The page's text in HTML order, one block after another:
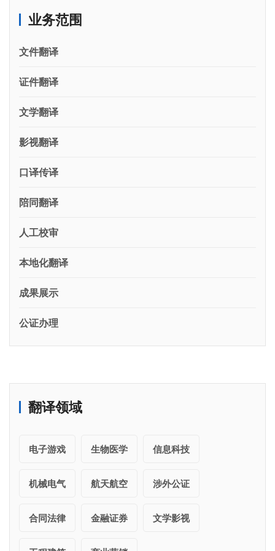
业务范围
文件翻译
证件翻译
文学翻译
影视翻译
口译传译
陪同翻译
人工校审
本地化翻译
成果展示
公证办理
翻译领域
电子游戏 生物医学 信息科技
机械电气 航天航空 涉外公证
合同法律 金融证券 文学影视